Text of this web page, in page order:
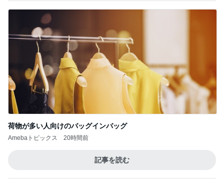
荷物が多い人向けのバッグインバッグ
Amebaトピックス 20時間前
記事を読む